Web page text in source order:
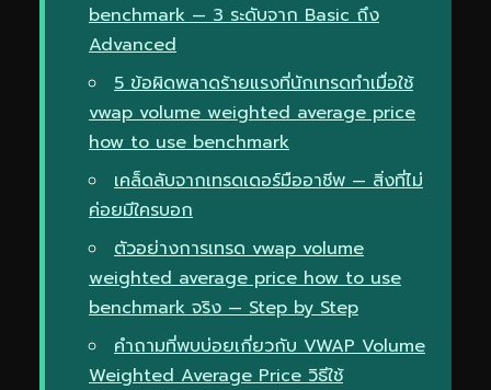
benchmark — 3 ระดับจาก Basic ถึง
Advanced
5 ข้อผิดพลาดร้ายแรงที่นักเทรดทำเมื่อใช้
vwap volume weighted average price
how to use benchmark
เคล็ดลับจากเทรดเดอร์มืออาชีพ — สิ่งที่ไม่
ค่อยมีใครบอก
ตัวอย่างการเทรด vwap volume
weighted average price how to use
benchmark จริง — Step by Step
คำถามที่พบบ่อยเกี่ยวกับ VWAP Volume
Weighted Average Price วิธีใช้